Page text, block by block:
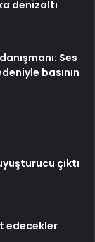
denizaltı
Ses
basının
çıktı
edecekler